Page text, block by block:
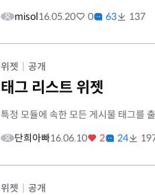
misol16.05.20 0 63 137
위젯 공개
태그 리스트 위젯
특정 모듈에 속한 모든 게시물 태그를
단희아빠16.06.10 2 24
위젯 공개